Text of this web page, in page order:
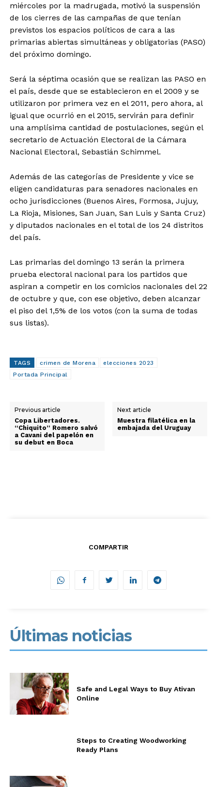
miércoles por la madrugada, motivó la suspensión
de los cierres de las campañas de que tenían
previstos los espacios políticos de cara a las
primarias abiertas simultáneas y obligatorias (PASO)
del próximo domingo.
Será la séptima ocasión que se realizan las PASO en
el país, desde que se establecieron en el 2009 y se
utilizaron por primera vez en el 2011, pero ahora, al
igual que ocurrió en el 2015, servirán para definir
una amplísima cantidad de postulaciones, según el
secretario de Actuación Electoral de la Cámara
Nacional Electoral, Sebastián Schimmel.
Además de las categorías de Presidente y vice se
eligen candidaturas para senadores nacionales en
ocho jurisdicciones (Buenos Aires, Formosa, Jujuy,
La Rioja, Misiones, San Juan, San Luis y Santa Cruz)
y diputados nacionales en el total de los 24 distritos
del país.
Las primarias del domingo 13 serán la primera
prueba electoral nacional para los partidos que
aspiran a competir en los comicios nacionales del 22
de octubre y que, con ese objetivo, deben alcanzar
el piso del 1,5% de los votos (con la suma de todas
sus listas).
TAGS crimen de Morena
elecciones 2023
Portada Principal
Previous article
Copa Libertadores.
“Chiquito” Romero salvó
a Cavani del papelón en
su debut en Boca
Next article
Muestra filatélica en la
embajada del Uruguay
COMPARTIR
Últimas noticias
Safe and Legal Ways to Buy Ativan
Online
Steps to Creating Woodworking
Ready Plans